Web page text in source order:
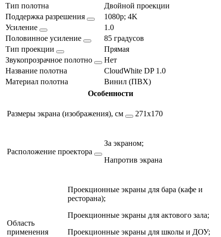
Тип полотна
Двойной проекции
Поддержка разрешения
1080p; 4K
Усиление
1.0
Половинное усиление
85 градусов
Тип проекции
Прямая
Звукопрозрачное полотно
Нет
Название полотна
CloudWhite DP 1.0
Материал полотна
Винил (ПВХ)
Особенности
Размеры экрана (изображения), см 271х170
Расположение проектора
За экраном;
Напротив экрана
Область
применения
Проекционные экраны для бара (кафе и
ресторана);
Проекционные экраны для актового зала;
Проекционные экраны для школы и ДОУ;